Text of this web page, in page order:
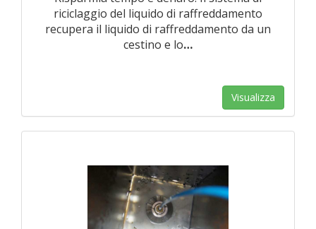
riciclaggio del liquido di raffreddamento
recupera il liquido di raffreddamento da un
cestino e lo…
Visualizza